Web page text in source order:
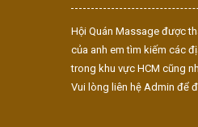
Hội Quán Massage được
của anh em tìm kiếm các
trong khu vực HCM cũng
Vui lòng liên hệ Admin để